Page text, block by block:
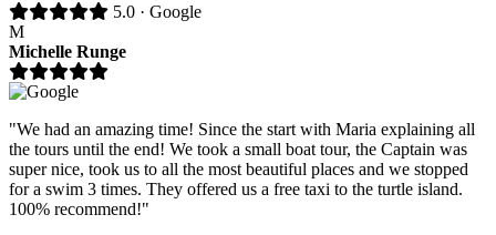
5.0 · Google
M
Michelle Runge
"We had an amazing time! Since the start with Maria explaining all
the tours until the end! We took a small boat tour, the Captain was
super nice, took us to all the most beautiful places and we stopped
for a swim 3 times. They offered us a free taxi to the turtle island.
100% recommend!"